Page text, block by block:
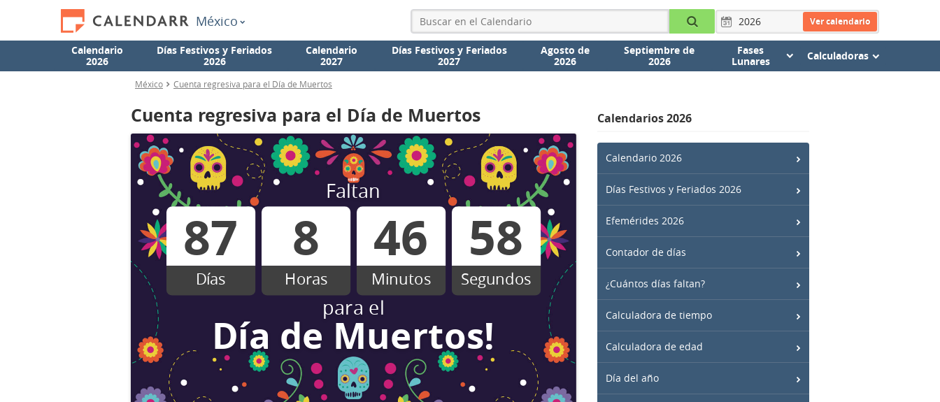
México Ver calendario
Calendario
2026
Días Festivos y Feriados
2026
Calendario
2027
Días Festivos y Feriados
2027
Agosto de
2026
Septiembre de
2026
Fases
Lunares
Calculadoras
México Cuenta regresiva para el Día de Muertos
Cuenta regresiva para el Día de Muertos
Faltan
87
Días
8
Horas
46
Minutos
58
Segundos
para el
Día de Muertos!
Calendarios 2026
Calendario 2026
Días Festivos y Feriados 2026
Efemérides 2026
Contador de días
¿Cuántos días faltan?
Calculadora de tiempo
Calculadora de edad
Día del año